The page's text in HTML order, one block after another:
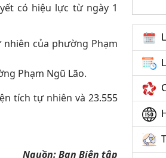
có hiệu lực từ ngày 1
của phường Phạm
Phạm Ngũ Lão.
tích tự nhiên và 23.555
Nguồn:Ban Biên tập